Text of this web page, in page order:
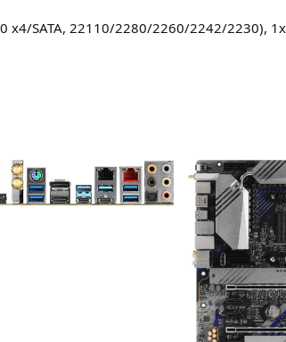
x4/SATA, 22110/2280/2260/2242/2230),